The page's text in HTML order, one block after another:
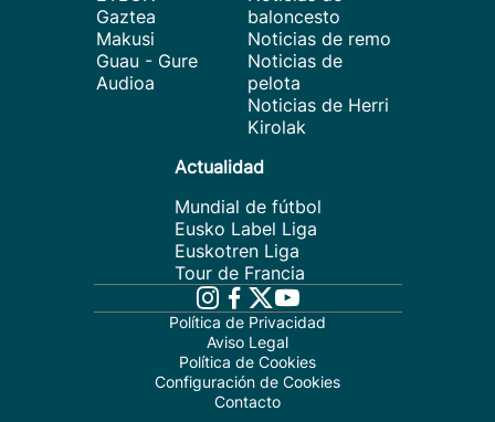
Gaztea
Makusi
Guau - Gure
Audioa
baloncesto
Noticias de remo
Noticias de
pelota
Noticias de Herri
Kirolak
Actualidad
Mundial de fútbol
Eusko Label Liga
Euskotren Liga
Tour de Francia
Política de Privacidad
Aviso Legal
Política de Cookies
Configuración de Cookies
Contacto